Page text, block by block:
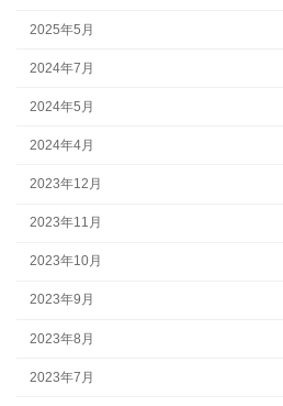
2025年5月
2024年7月
2024年5月
2024年4月
2023年12月
2023年11月
2023年10月
2023年9月
2023年8月
2023年7月